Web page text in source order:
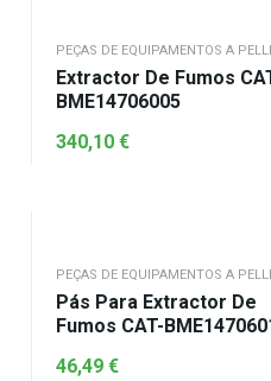
PEÇAS DE EQUIPAMENTOS A
Extractor De Fumos
BME14706005
340,10 €
PEÇAS DE EQUIPAMENTOS A
Pás Para Extractor De
Fumos CAT-
46,49 €